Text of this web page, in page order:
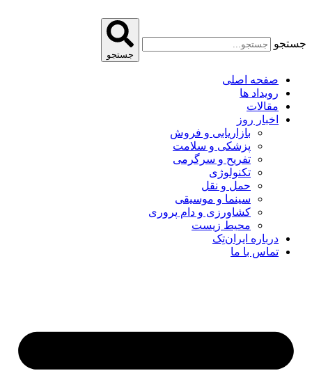
جستجو
جستجو
صفحه اصلی
رویداد ها
مقالات
اخبار روز
بازاریابی و فروش
پزشکی و سلامت
تفریح و سرگرمی
تکنولوژی
حمل و نقل
سینما و موسیقی
کشاورزی و دام پروری
محیط زیست
درباره ایران‌تِک
تماس با ما